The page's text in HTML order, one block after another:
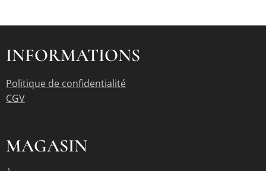
INFORMATIONS
Politique de confidentialité
CGV
MAGASIN